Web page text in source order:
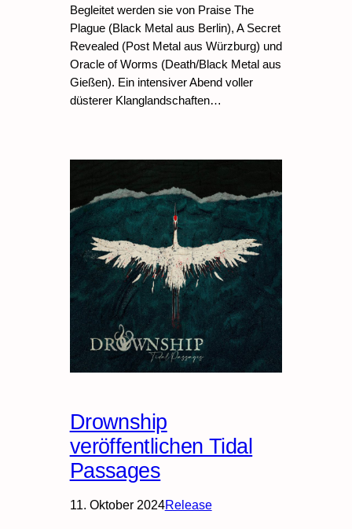
Begleitet werden sie von Praise The
Plague (Black Metal aus Berlin), A Secret
Revealed (Post Metal aus Würzburg) und
Oracle of Worms (Death/Black Metal aus
Gießen). Ein intensiver Abend voller
düsterer Klanglandschaften…
Drownship
veröffentlichen Tidal
Passages
11. Oktober 2024Release